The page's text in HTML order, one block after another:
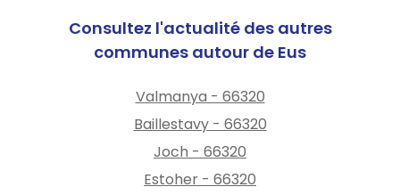
Consultez l'actualité des autres
communes autour de Eus
Valmanya - 66320
Baillestavy - 66320
Joch - 66320
Estoher - 66320